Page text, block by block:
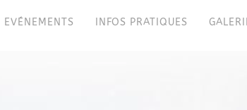
EVÉNEMENTS INFOS PRATIQUES